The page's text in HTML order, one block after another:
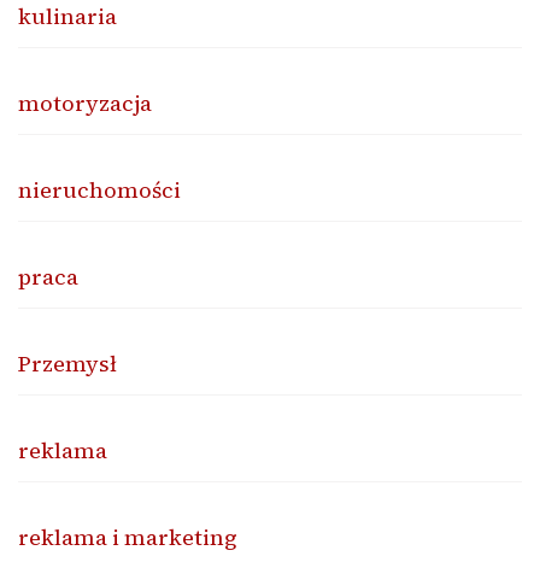
kulinaria
motoryzacja
nieruchomości
praca
Przemysł
reklama
reklama i marketing